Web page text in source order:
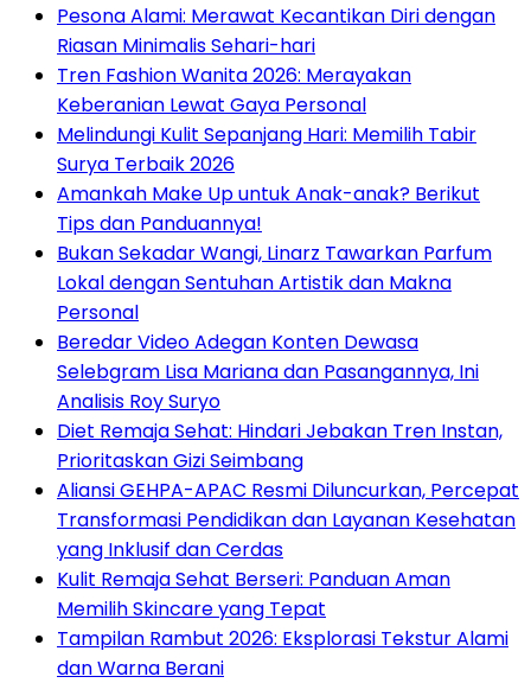
Pesona Alami: Merawat Kecantikan Diri dengan
Riasan Minimalis Sehari-hari
Tren Fashion Wanita 2026: Merayakan
Keberanian Lewat Gaya Personal
Melindungi Kulit Sepanjang Hari: Memilih Tabir
Surya Terbaik 2026
Amankah Make Up untuk Anak-anak? Berikut
Tips dan Panduannya!
Bukan Sekadar Wangi, Linarz Tawarkan Parfum
Lokal dengan Sentuhan Artistik dan Makna
Personal
Beredar Video Adegan Konten Dewasa
Selebgram Lisa Mariana dan Pasangannya, Ini
Analisis Roy Suryo
Diet Remaja Sehat: Hindari Jebakan Tren Instan,
Prioritaskan Gizi Seimbang
Aliansi GEHPA-APAC Resmi Diluncurkan, Percepat
Transformasi Pendidikan dan Layanan Kesehatan
yang Inklusif dan Cerdas
Kulit Remaja Sehat Berseri: Panduan Aman
Memilih Skincare yang Tepat
Tampilan Rambut 2026: Eksplorasi Tekstur Alami
dan Warna Berani